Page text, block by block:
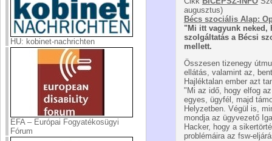
HU: kobinet-nachrichten
EFA – Európai Fogyatékosügyi
Fórum
augusztus)
Bécs szociális Alap:
"Mi itt vagyunk neked,
szolgáltatás a Bécsi
mellett.
Összesen tizenegy
ellátás, valamint az,
Hajléktalan ember azt
"Mi az idő, hogy elfog
egyes, ügyfél, majd
Helyzetben. Végül is,
mondja az ügyvezető
Hacker, hogy a
problémáira az fsw-